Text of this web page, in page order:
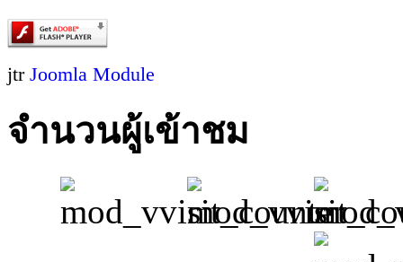
jtr Joomla Module
จำนวนผู้เข้าชม